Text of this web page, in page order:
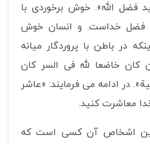
فضل الله». خوش برخوردی با
فضل خداست. و انسان خوش
در باطن با پروردگار میانه
خاضعا لله فی السر کان
در ادامه می فرمایند: «عاشر
خدا معاشرت کنید.
اشخاص آن کسی است که